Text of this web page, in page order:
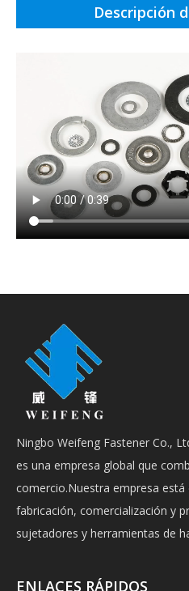
Descripción
Ningbo Weifeng Fastener Co.,
es una empresa global que
comercio.Nuestra empresa
fabricación, comercialización y
sujetadores y herramientas de
ENLACES RÁPIDOS